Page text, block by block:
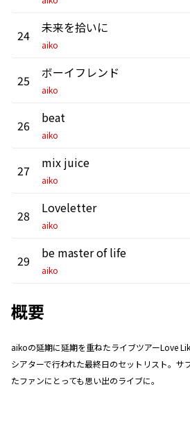
24 未来を拾いに
aiko
25 ボーイフレンド
aiko
26 beat
aiko
27 mix juice
aiko
28 Loveletter
aiko
29 be master of life
aiko
概要
aikoの延期に延期を重ねたライブツアーLove
シアターで行われた最終日のセットリスト。サ
たファンにとっても思い出のライブに。